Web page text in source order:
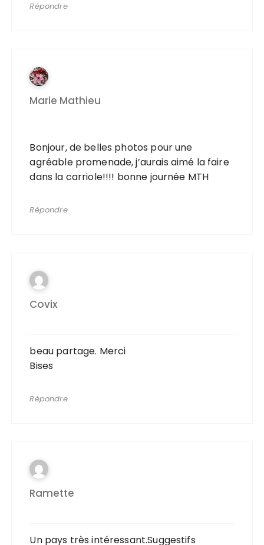
Répondre
Marie Mathieu
Bonjour, de belles photos pour une
agréable promenade, j’aurais aimé la faire
dans la carriole!!!! bonne journée MTH
Répondre
Covix
beau partage. Merci
Bises
Répondre
Ramette
Un pays très intéressant.Suggestifs